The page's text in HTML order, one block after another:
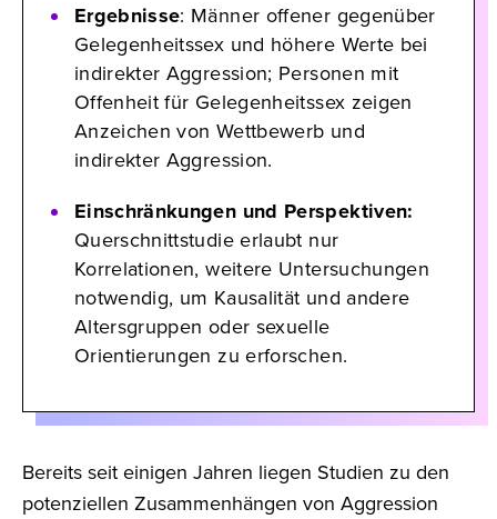
Ergebnisse: Männer offener gegenüber
Gelegenheitssex und höhere Werte bei
indirekter Aggression; Personen mit
Offenheit für Gelegenheitssex zeigen
Anzeichen von Wettbewerb und
indirekter Aggression.
Einschränkungen und Perspektiven:
Querschnittstudie erlaubt nur
Korrelationen, weitere Untersuchungen
notwendig, um Kausalität und andere
Altersgruppen oder sexuelle
Orientierungen zu erforschen.
Bereits seit einigen Jahren liegen Studien zu den
potenziellen Zusammenhängen von Aggression